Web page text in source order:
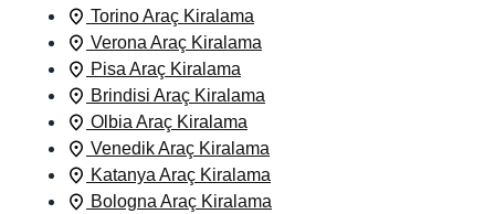
Torino Araç Kiralama
Verona Araç Kiralama
Pisa Araç Kiralama
Brindisi Araç Kiralama
Olbia Araç Kiralama
Venedik Araç Kiralama
Katanya Araç Kiralama
Bologna Araç Kiralama